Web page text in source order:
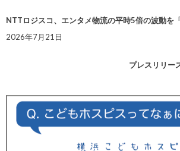
NTTロジスコ、エンタメ物流の平時5倍の波動を
2026年7月21日
プレスリリー